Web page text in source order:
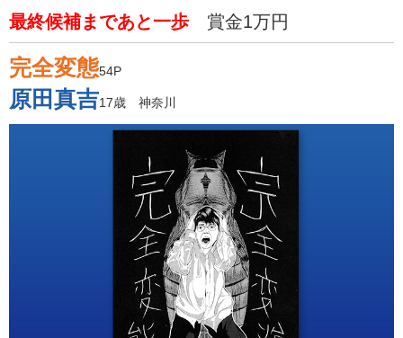
最終候補まであと一歩 賞金1万円
完全変態54P
原田真吉17歳 神奈川